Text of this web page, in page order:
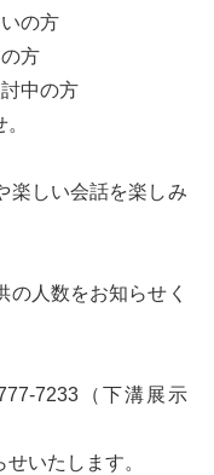
の方
方
中の方
楽しい会話を楽しみ
人数をお知らせく
7233（下溝展示
いたします。